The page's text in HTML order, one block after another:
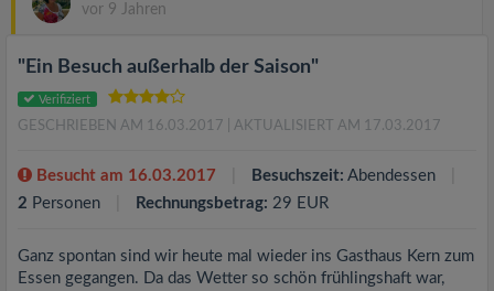
vor 9 Jahren
"Ein Besuch außerhalb der Saison"
Verifiziert
GESCHRIEBEN AM 16.03.2017 | AKTUALISIERT AM 17.03.2017
Besucht am 16.03.2017 Besuchszeit: Abendessen
2 Personen Rechnungsbetrag: 29 EUR
Ganz spontan sind wir heute mal wieder ins Gasthaus Kern zum
Essen gegangen. Da das Wetter so schön frühlingshaft war,